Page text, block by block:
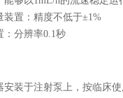
装置：精度不低于±1%
：分辨率0.1秒
安装于注射泵上，按临床